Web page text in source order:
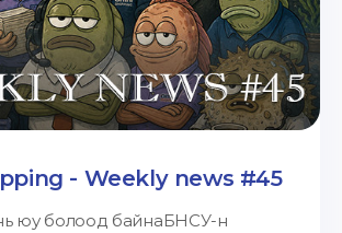
- Weekly news #45
юу болоод байнаБНСУ-н